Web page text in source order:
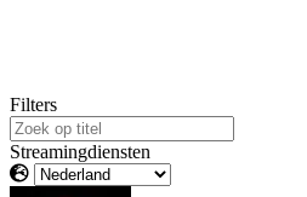
Filters
Streamingdiensten